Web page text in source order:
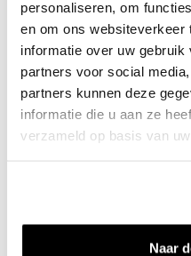
personaliseren, om
en om ons websiteverkeer
informatie over uw
partners voor social
partners kunnen deze
informatie die u aan ze
verzameld op basis van
Naar
À propos de ce produit
Livraison et retours